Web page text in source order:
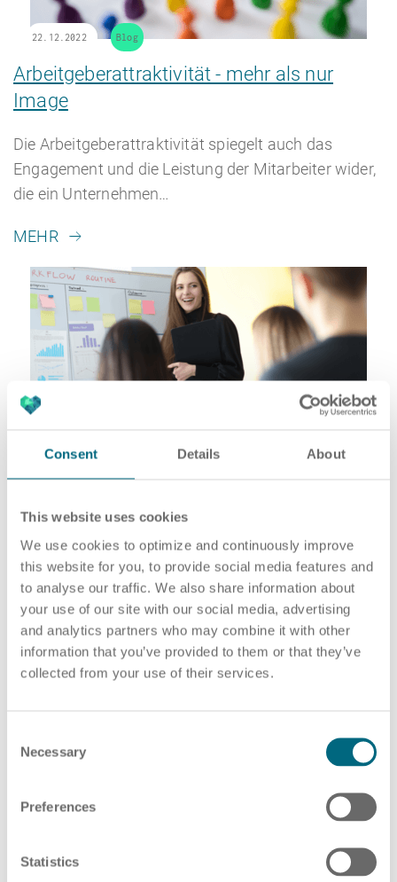
Consent Details About
This website uses cookies
We use cookies to optimize and continuously improve
this website for you, to provide social media features and
to analyse our traffic. We also share information about
your use of our site with our social media, advertising
and analytics partners who may combine it with other
information that you’ve provided to them or that they’ve
collected from your use of their services.
Necessary
Preferences
Statistics
22.12.2022 Blog
Arbeitgeberattraktivität - mehr als nur
Image
Die Arbeitgeberattraktivität spiegelt auch das
Engagement und die Leistung der Mitarbeiter wider,
die ein Unternehmen…
MEHR
08.12.2022 Blog
Mitarbeiterschulungen: Was eine gut
ausgebildete Belegschaft alles erreichen
kann
Die Mitarbeiterschulung ist ein wichtiger Bestandteil
der Mitarbeiterentwicklung und sollte von
Arbeitgebern und…